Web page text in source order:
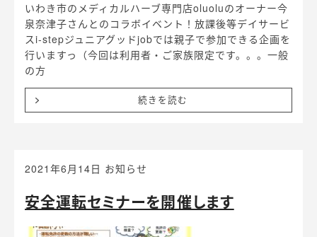
いわき市のメディカルハーブ専門店oluoluのオーナー今
泉奈津子さんとのコラボイベント！放課後等デイサービ
スi-stepジュニアグッドjobでは親子で参加できる企画を
行いますっ（今回は利用者・ご家族限定です。。。一般
の方
続きを読む
2021年6月14日 お知らせ
安全運転セミナーを開催します